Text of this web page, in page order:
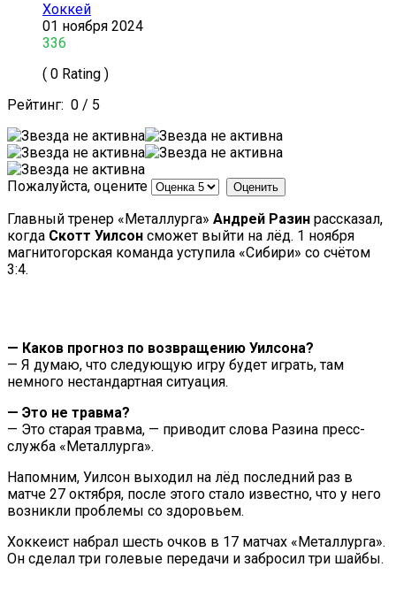
Хоккей
01 ноября 2024
336
( 0 Rating )
Рейтинг: 0 / 5
Пожалуйста, оцените
Главный тренер «Металлурга» Андрей Разин рассказал,
когда Скотт Уилсон сможет выйти на лёд. 1 ноября
магнитогорская команда уступила «Сибири» со счётом
3:4.
— Каков прогноз по возвращению Уилсона?
— Я думаю, что следующую игру будет играть, там
немного нестандартная ситуация.
— Это не травма?
— Это старая травма, — приводит слова Разина пресс-
служба «Металлурга».
Напомним, Уилсон выходил на лёд последний раз в
матче 27 октября, после этого стало известно, что у него
возникли проблемы со здоровьем.
Хоккеист набрал шесть очков в 17 матчах «Металлурга».
Он сделал три голевые передачи и забросил три шайбы.